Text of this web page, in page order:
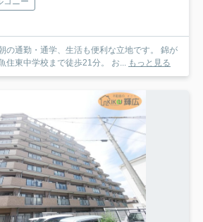
の通勤・通学、生活も便利な立地です。 錦が
住東中学校まで徒歩21分。 お... もっと見る